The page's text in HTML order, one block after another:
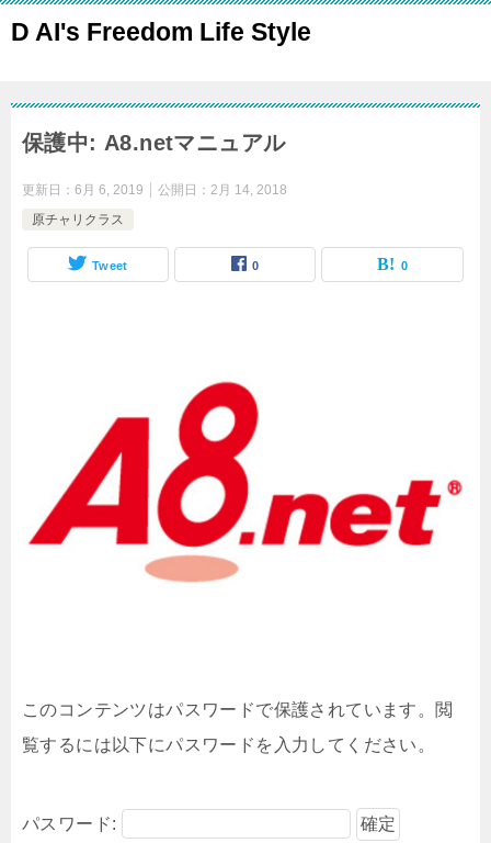
D AI's Freedom Life Style
保護中: A8.netマニュアル
更新日： 6月 6, 2019 公開日： 2月 14, 2018
原チャリクラス
Tweet 0 0
このコンテンツはパスワードで保護されています。閲
覧するには以下にパスワードを入力してください。
パスワード: